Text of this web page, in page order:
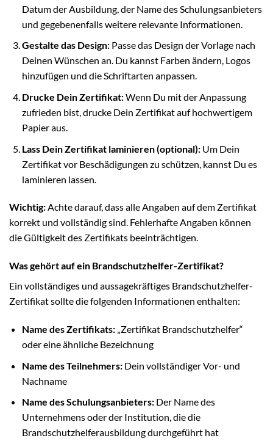
Datum der Ausbildung, der Name des Schulungsanbieters
und gegebenenfalls weitere relevante Informationen.
Gestalte das Design:Passe das Design der Vorlage nach
Deinen Wünschen an. Du kannst Farben ändern, Logos
hinzufügen und die Schriftarten anpassen.
Drucke Dein Zertifikat:Wenn Du mit der Anpassung
zufrieden bist, drucke Dein Zertifikat auf hochwertigem
Papier aus.
Lass Dein Zertifikat laminieren (optional):Um Dein
Zertifikat vor Beschädigungen zu schützen, kannst Du es
laminieren lassen.
Wichtig:Achte darauf, dass alle Angaben auf dem Zertifikat
korrekt und vollständig sind. Fehlerhafte Angaben können
die Gültigkeit des Zertifikats beeinträchtigen.
Was gehört auf ein Brandschutzhelfer-Zertifikat?
Ein vollständiges und aussagekräftiges Brandschutzhelfer-
Zertifikat sollte die folgenden Informationen enthalten:
Name des Zertifikats:„Zertifikat Brandschutzhelfer“
oder eine ähnliche Bezeichnung
Name des Teilnehmers:Dein vollständiger Vor- und
Nachname
Name des Schulungsanbieters:Der Name des
Unternehmens oder der Institution, die die
Brandschutzhelferausbildung durchgeführt hat